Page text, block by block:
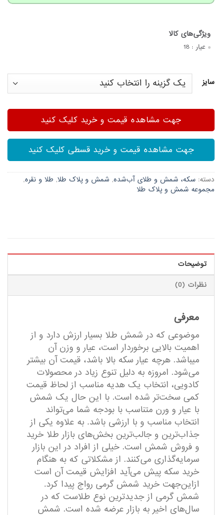
عیار : 18
سایز
جهت مشاهده قیمت و خرید کلیک کنید
جهت مشاهده قیمت و خرید قسطی کلیک کنید
دسته: سکه، شمش و طلای آب‌شده, شمش و پلاک طلا, طلا و نقره,
مجموعه شمش و پلاک طلا
توضیحات
نظرات (0)
معرفی
موضوعی که در شمش طلا بسیار ارزش دارد و از
اهمیت بالایی برخوردار است، عیار و وزن آن
میباشد. هرچه عیار سکه بالا باشد، قیمت آن بیشتر
می‌شود. امروزه به دلیل تنوع زیاد در محصولات
کادویی، انتخاب یک هدیه مناسب از لحاظ قیمت
کمی سخت‌تر شده است. با این حال یک شمش
با عیار و ورن متناسب با بودجه شما می‌تواند
انتخاب مناسب و با ارزشی باشد. به علاوه یکی از
جذاب‌ترین و جالب‌ترین بخش‌های بازار طلا خرید
و فروش شمش است. خیلی از افراد در این بازار
سرمایه‌گذاری می‌کنند. از مشکلاتی که به هنگام
خرید سکه پیش می‌آید افزایش قیمت آن است
ازاین‌جهت خرید شمش گرمی رواج پیدا کرد.
شمش گرمی از جدیدترین نوع طلاست که در
سال‌های اخیر به بازار عرضه شده است. شمش